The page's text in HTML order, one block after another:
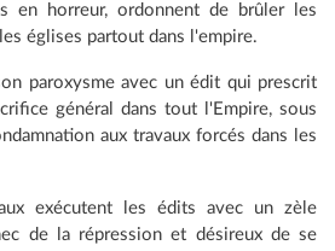
en horreur, ordonnent de brûler les
églises partout dans l'empire.
paroxysme avec un édit qui prescrit
général dans tout l'Empire, sous
aux travaux forcés dans les
exécutent les édits avec un zèle
de la répression et désireux de se